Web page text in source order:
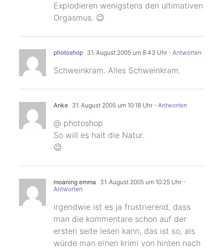
Explodieren wenigstens den ultimativen
Orgasmus. 😉
photoshop 31. August 2005 um 8:43 Uhr- Antworten
Schweinkram. Alles Schweinkram.
Anke 31. August 2005 um 10:18 Uhr- Antworten
@ photoshop
So will es halt die Natur.
😉
moaning emma 31. August 2005 um 10:25 Uhr-
Antworten
irgendwie ist es ja frustrierend, dass
man die kommentare schon auf der
ersten seite lesen kann, das ist so, als
würde man einen krimi von hinten nach